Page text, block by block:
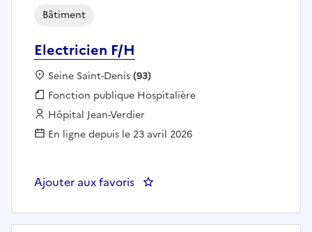
Electricien F/H
Bâtiment
Localisation :
Seine Saint-Denis(93)
Fonction publique :
Fonction publique Hospitalière
Employeur :
Hôpital Jean-Verdier
En ligne depuis le 23 avril 2026
Ajouter aux favoris : Electricien F/H